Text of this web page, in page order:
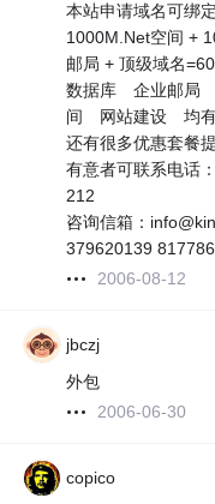
本站申请域名可绑
1000M.Net空间 +
邮局 + 顶级域名
数据库 企业邮局
间 网站建设 均
还有很多优惠套餐
有意者可联系电话
212
咨询信箱：
379620139
2006-08-12
jbczj
外包
2006-06-30
copico